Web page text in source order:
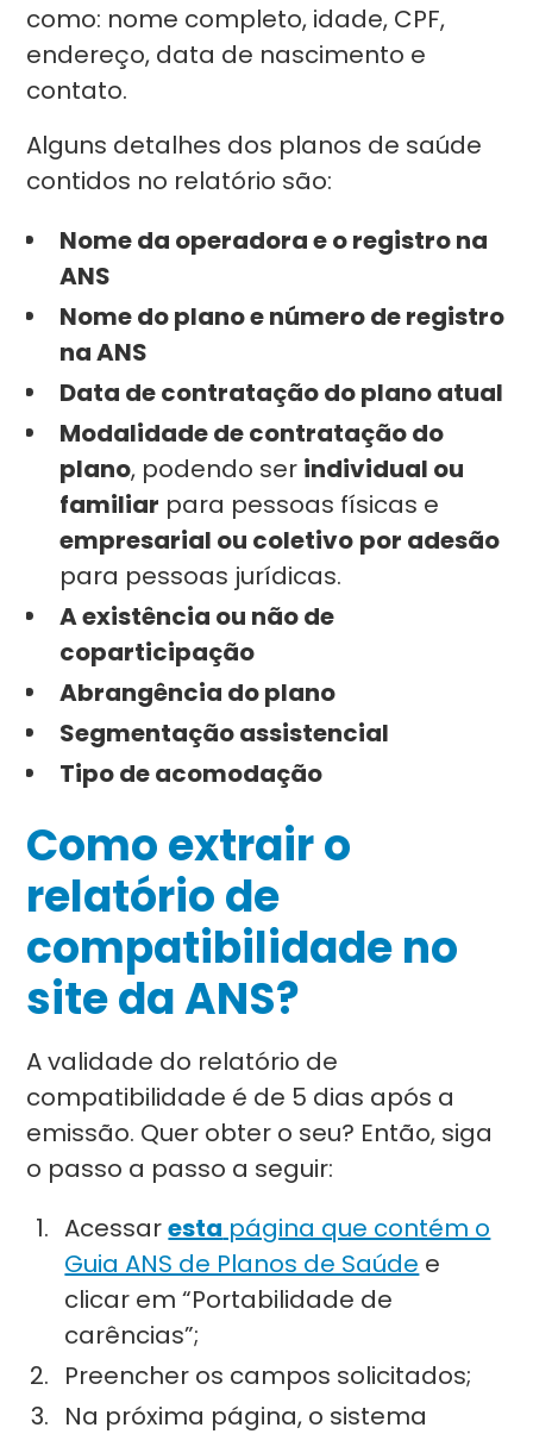
como: nome completo, idade, CPF,
endereço, data de nascimento e
contato.
Alguns detalhes dos planos de saúde
contidos no relatório são:
Nome da operadora e o registro na
ANS
Nome do plano e número de registro
na ANS
Data de contratação do plano atual
Modalidade de contratação do
plano, podendo ser individual ou
familiar para pessoas físicas e
empresarial ou coletivo por adesão
para pessoas jurídicas.
A existência ou não de
coparticipação
Abrangência do plano
Segmentação assistencial
Tipo de acomodação
Como extrair o
relatório de
compatibilidade no
site da ANS?
A validade do relatório de
compatibilidade é de 5 dias após a
emissão. Quer obter o seu? Então, siga
o passo a passo a seguir:
Acessaresta página que contém o
Guia ANS de Planos de Saúde e
clicar em “Portabilidade de
carências”;
Preencher os campos solicitados;
Na próxima página, o sistema